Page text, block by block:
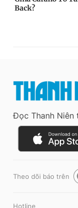
Đọc Thanh Niên
Theo dõi báo trên
Hotline